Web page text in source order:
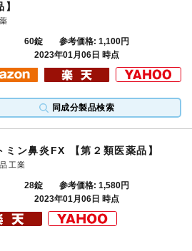
同成分製品検索
60錠
参考価格: 1,100円
2023年01月06日 時点
ミン鼻炎FX 【第２類医薬品】
工業
28錠
参考価格: 1,580円
2023年01月06日 時点